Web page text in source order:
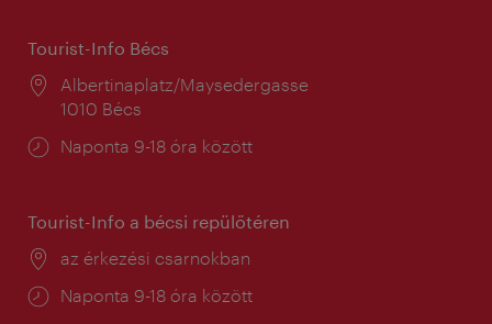
Tourist-Info Bécs
Helyszín:
Albertinaplatz/Maysedergasse
1010 Bécs
Nyitva
Naponta 9-18 óra között
Tourist-Info a bécsi repülőtéren
Helyszín:
az érkezési csarnokban
Nyitva
Naponta 9-18 óra között